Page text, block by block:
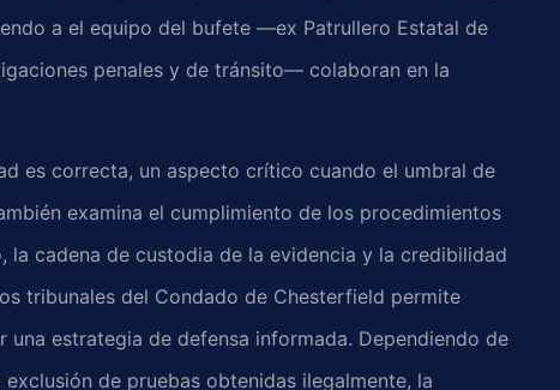
a el equipo del bufete —ex Patrullero Estatal de
penales y de tránsito— colaboran en la
es correcta, un aspecto crítico cuando el umbral de
examina el cumplimiento de los procedimientos
cadena de custodia de la evidencia y la credibilidad
tribunales del Condado de Chesterfield permite
estrategia de defensa informada. Dependiendo de
de pruebas obtenidas ilegalmente, la